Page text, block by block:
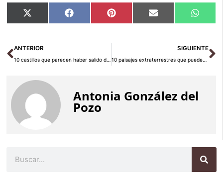
Compartir
en
X
(Twitter)
Compartir
en
Facebook Compartir
en
Pinterest Compartir
en
Email
en
Ant
ANTERIOR
10 castillos que parecen haber salido de un cuento de hadas
SIGUIENTE
10 paisajes extraterrestres que puedes visitar en la Tierra
Antonia González del
Pozo